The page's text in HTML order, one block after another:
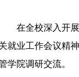
在全校深入开
就业工作会议精
学院调研交流。